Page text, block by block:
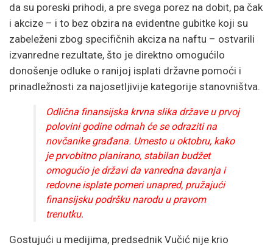
da su poreski prihodi, a pre svega porez na dobit, pa čak
i akcize – i to bez obzira na evidentne gubitke koji su
zabeleženi zbog specifičnih akciza na naftu – ostvarili
izvanredne rezultate, što je direktno omogućilo
donošenje odluke o ranijoj isplati državne pomoći i
prinadležnosti za najosetljivije kategorije stanovništva.
Odlična finansijska krvna slika države u prvoj
polovini godine odmah će se odraziti na
novčanike građana. Umesto u oktobru, kako
je prvobitno planirano, stabilan budžet
omogućio je državi da vanredna davanja i
redovne isplate pomeri unapred, pružajući
finansijsku podršku narodu u pravom
trenutku.
Gostujući u medijima, predsednik Vučić nije krio